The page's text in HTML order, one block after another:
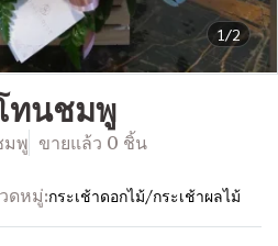
1/2
ทนชมพู
มพู ขายแล้ว 0 ชิ้น
ดหมู่:กระเช้าดอกไม้/กระเช้าผลไม้